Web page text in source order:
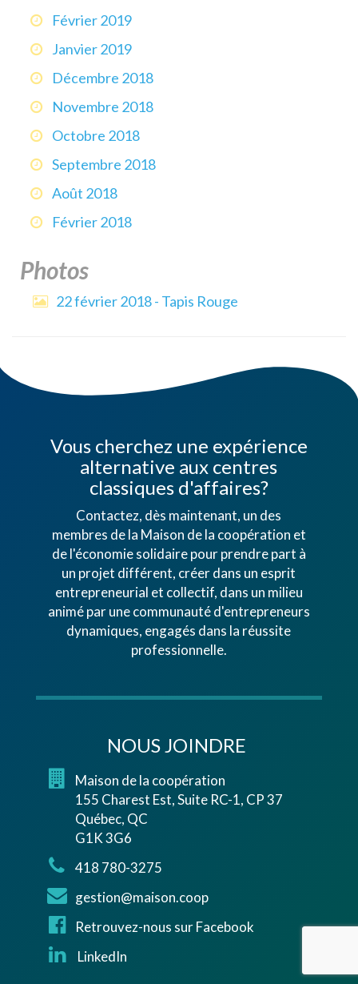
Février 2019
Janvier 2019
Décembre 2018
Novembre 2018
Octobre 2018
Septembre 2018
Août 2018
Février 2018
Photos
22 février 2018 - Tapis Rouge
Vous cherchez une expérience
alternative aux centres
classiques d'affaires?
Contactez, dès maintenant, un des
membres de la Maison de la coopération et
de l'économie solidaire pour prendre part à
un projet différent, créer dans un esprit
entrepreneurial et collectif, dans un milieu
animé par une communauté d'entrepreneurs
dynamiques, engagés dans la réussite
professionnelle.
NOUS JOINDRE
Maison de la coopération
155 Charest Est, Suite RC-1, CP 37
Québec, QC
G1K 3G6
418 780-3275
gestion@maison.coop
Retrouvez-nous sur Facebook
LinkedIn